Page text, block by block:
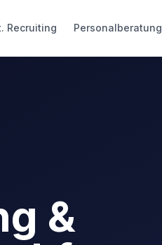
Recruiting Personalberatung
&